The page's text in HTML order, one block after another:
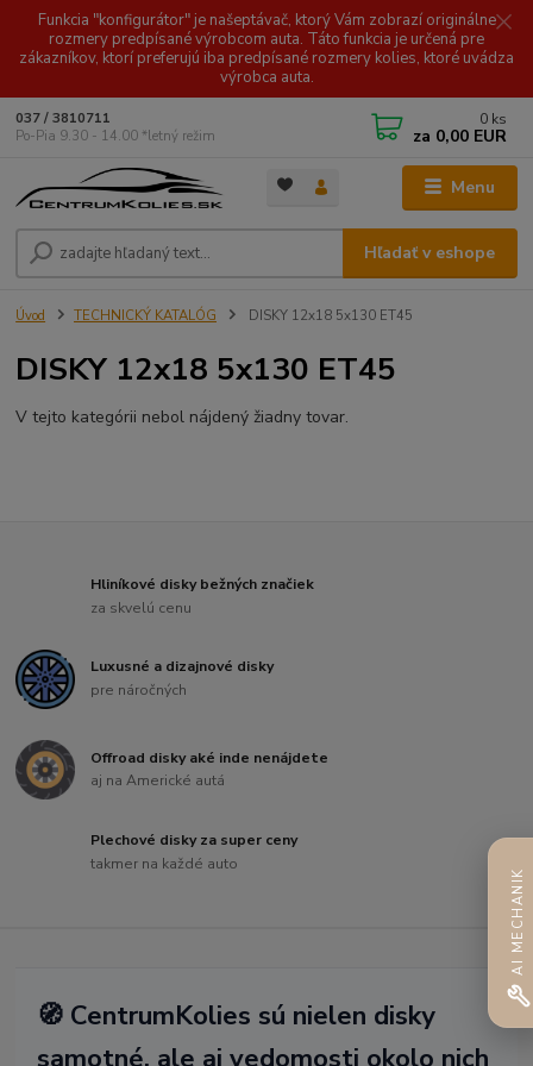
Funkcia "konfigurátor" je našeptávač, ktorý Vám zobrazí originálne
rozmery predpísané výrobcom auta. Táto funkcia je určená pre
zákazníkov, ktorí preferujú iba predpísané rozmery kolies, ktoré uvádza
výrobca auta.
Menu
Hľadať v eshope
037 / 3810711
Po-Pia 9.30 - 14.00 *letný režim
0 ks
za 0,00 EUR
Úvod TECHNICKÝ KATALÓG DISKY 12x18 5x130 ET45
DISKY 12x18 5x130 ET45
V tejto kategórii nebol nájdený žiadny tovar.
Hliníkové disky bežných značiek
za skvelú cenu
Luxusné a dizajnové disky
pre náročných
Offroad disky aké inde nenájdete
aj na Americké autá
Plechové disky za super ceny
takmer na každé auto
🧭 CentrumKolies sú nielen disky
samotné, ale aj vedomosti okolo nich
AI MECHANIK